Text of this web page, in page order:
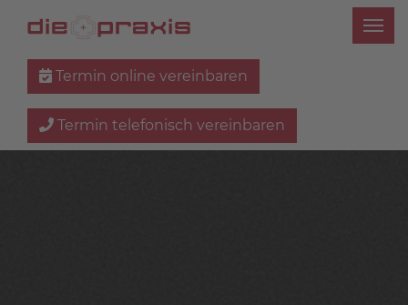
Termin online vereinbaren
Termin telefonisch vereinbaren